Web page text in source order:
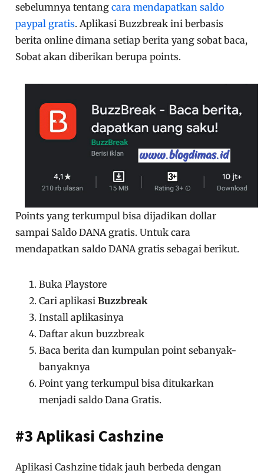
sebelumnya tentangcara mendapatkan saldo
paypal gratis. Aplikasi Buzzbreak ini berbasis
berita online dimana setiap berita yang sobat baca,
Sobat akan diberikan berupa points.
Points yang terkumpul bisa dijadikan dollar
sampai Saldo DANA gratis. Untuk cara
mendapatkan saldo DANA gratis sebagai berikut.
Buka Playstore
Cari aplikasiBuzzbreak
Install aplikasinya
Daftar akun buzzbreak
Baca berita dan kumpulan point sebanyak-
banyaknya
Point yang terkumpul bisa ditukarkan
menjadi saldo Dana Gratis.
#3 Aplikasi Cashzine
Aplikasi Cashzine tidak jauh berbeda dengan